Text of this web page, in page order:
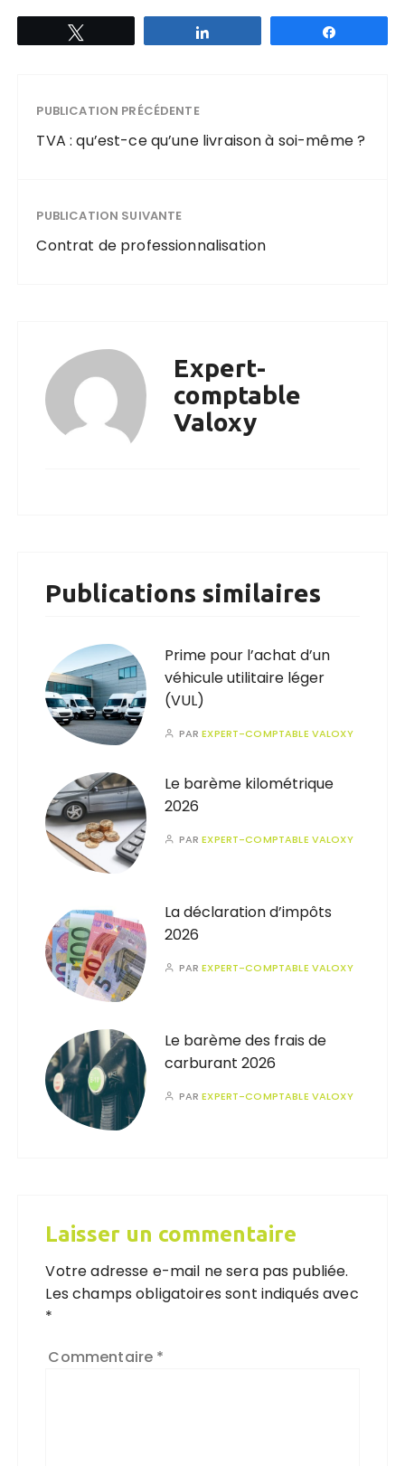
PUBLICATION PRÉCÉDENTE
TVA : qu’est-ce qu’une livraison à soi-même ?
PUBLICATION SUIVANTE
Contrat de professionnalisation
Expert-
comptable
Valoxy
Publications similaires
Prime pour l’achat d’un
véhicule utilitaire léger
(VUL)
PAREXPERT-COMPTABLE VALOXY
Le barème kilométrique
2026
PAREXPERT-COMPTABLE VALOXY
La déclaration d’impôts
2026
PAREXPERT-COMPTABLE VALOXY
Le barème des frais de
carburant 2026
PAREXPERT-COMPTABLE VALOXY
Laisser un commentaire
Votre adresse e-mail ne sera pas publiée.
Les champs obligatoires sont indiqués avec
*
Commentaire *